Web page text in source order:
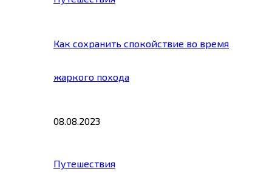
Как сохранить спокойствие во время
жаркого похода
08.08.2023
Путешествия